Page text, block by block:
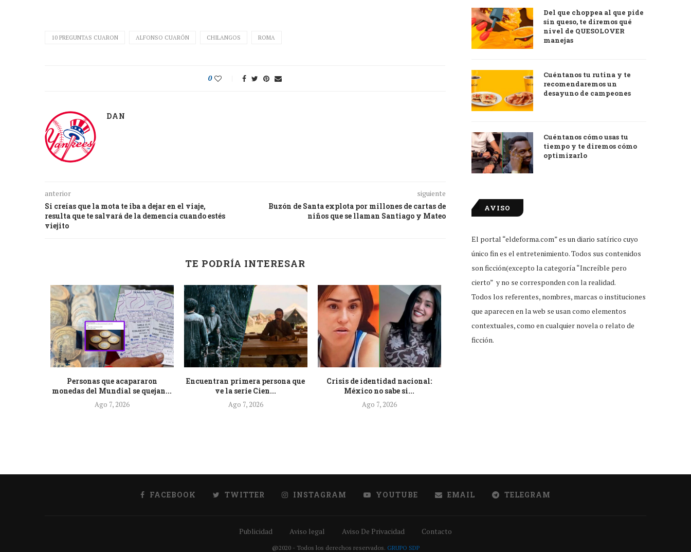
10 PREGUNTAS CUARON ALFONSO CUARÓN CHILANGOS ROMA
0
DAN
anterior
Si creías que la mota te iba a dejar en el viaje,
resulta que te salvará de la demencia cuando estés
viejito
siguiente
Buzón de Santa explota por millones de cartas de
niños que se llaman Santiago y Mateo
TE PODRÍA INTERESAR
Personas que acapararon
monedas del Mundial se quejan...
Ago 7, 2026
Encuentran primera persona que
ve la serie Cien...
Ago 7, 2026
Crisis de identidad nacional:
México no sabe si...
Ago 7, 2026
Del que choppea al que pide
sin queso, te diremos qué
nivel de QUESOLOVER
manejas
Cuéntanos tu rutina y te
recomendaremos un
desayuno de campeones
Cuéntanos cómo usas tu
tiempo y te diremos cómo
optimizarlo
AVISO
El portal “eldeforma.com” es un diario satírico cuyo
único fin es el entretenimiento. Todos sus contenidos
son ficción(excepto la categoría “Increíble pero
cierto” y no se corresponden con la realidad.
Todos los referentes, nombres, marcas o instituciones
que aparecen en la web se usan como elementos
contextuales, como en cualquier novela o relato de
ficción.
FACEBOOK TWITTER INSTAGRAM YOUTUBE EMAIL TELEGRAM
Publicidad Aviso legal Aviso De Privacidad Contacto
@2020 - Todos los derechos reservados. GRUPO SDP